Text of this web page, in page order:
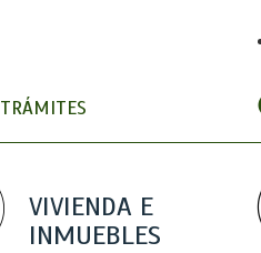
VIVIENDA E
INMUEBLES